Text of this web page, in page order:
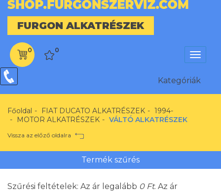
FURGON ALKATRÉSZEK
Menü
0 0
Kategóriák
Kategóriák
Főoldal FIAT DUCATO ALKATRÉSZEK
1994-
MOTOR ALKATRÉSZEK
VÁLTÓ ALKATRÉSZEK
Vissza az előző oldalra
Termék szűrés
Szűrési feltételek: Az ár legalább 0Ft. Az ár